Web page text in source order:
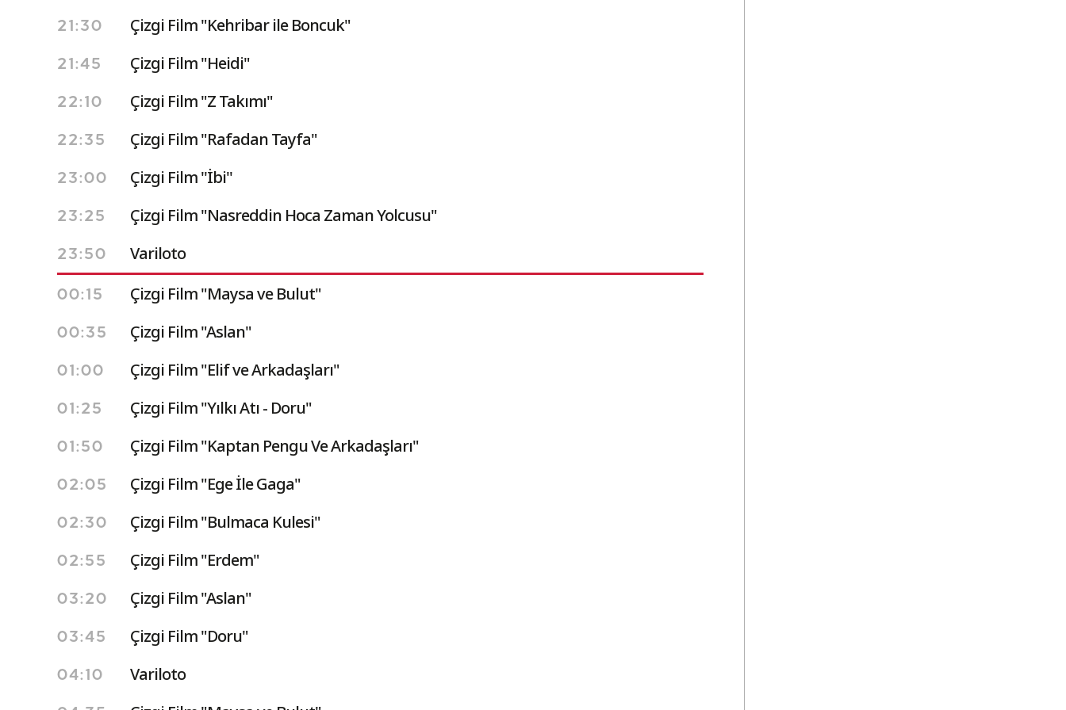
21:30 Çizgi Film "Kehribar ile Boncuk"
21:45 Çizgi Film "Heidi"
22:10 Çizgi Film "Z Takımı"
22:35 Çizgi Film "Rafadan Tayfa"
23:00 Çizgi Film ''İbi''
23:25 Çizgi Film "Nasreddin Hoca Zaman Yolcusu"
23:50 Variloto
00:15 Çizgi Film "Maysa ve Bulut"
00:35 Çizgi Film "Aslan"
01:00 Çizgi Film "Elif ve Arkadaşları"
01:25 Çizgi Film "Yılkı Atı - Doru"
01:50 Çizgi Film "Kaptan Pengu Ve Arkadaşları"
02:05 Çizgi Film "Ege İle Gaga"
02:30 Çizgi Film "Bulmaca Kulesi"
02:55 Çizgi Film "Erdem"
03:20 Çizgi Film "Aslan"
03:45 Çizgi Film "Doru"
04:10 Variloto